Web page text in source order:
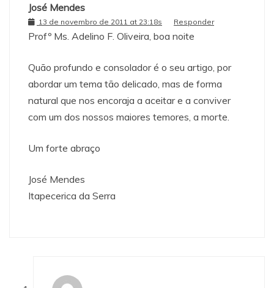
José Mendes
13 de novembro de 2011 at 23:18s Responder
Profº Ms. Adelino F. Oliveira, boa noite
Quão profundo e consolador é o seu artigo, por
abordar um tema tão delicado, mas de forma
natural que nos encoraja a aceitar e a conviver
com um dos nossos maiores temores, a morte.
Um forte abraço
José Mendes
Itapecerica da Serra